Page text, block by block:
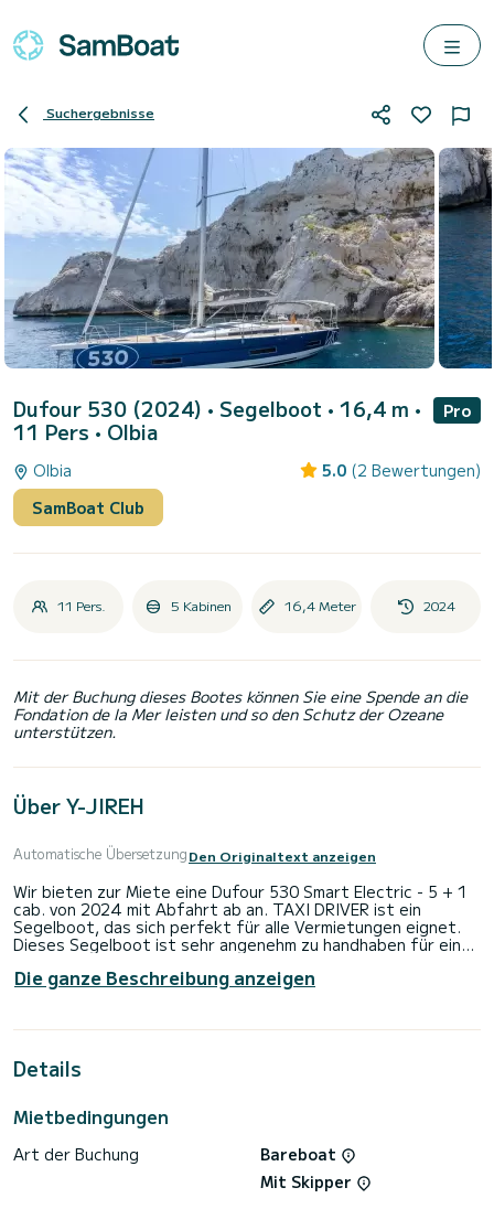
Suchergebnisse
Dufour 530 (2024) • Segelboot • 16,4 m •
11 Pers • Olbia
Pro
Olbia 5.0 (2 Bewertungen)
SamBoat Club
11 Pers. 5 Kabinen 16,4 Meter 2024
Mit der Buchung dieses Bootes können Sie eine Spende an die
Fondation de la Mer leisten und so den Schutz der Ozeane
unterstützen.
Über Y-JIREH
Automatische ÜbersetzungDen Originaltext anzeigen
Wir bieten zur Miete eine Dufour 530 Smart Electric - 5 + 1
cab. von 2024 mit Abfahrt ab an. TAXI DRIVER ist ein
Segelboot, das sich perfekt für alle Vermietungen eignet.
Dieses Segelboot ist sehr angenehm zu handhaben für eine
Das Boot verfügt über 5 Kabinen mit absolutem Komfort
Gesamtlänge von 16 Metern und 75 PS wird es Ihr bester
Gewässern von verbringen
Toiletten mit Dusche ausgestattet.
Dieses Boot ist mit einem Rollgroßsegel und einer Rollgenua
ausgestattet. Es verfügt über die folgende Ausstattung:
Außenbordmotor, Deckdusche, Bugstrahlruder,
Die ganze Beschreibung anzeigen
Details
Mietbedingungen
Art der Buchung
Bareboat
Mit Skipper